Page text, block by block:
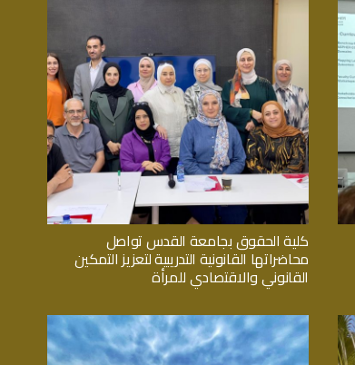
كلية الحقوق بجامعة القدس تواصل
محاضراتها القانونية التدريبية لتعزيز التمكين
القانوني والاقتصادي للمرأة